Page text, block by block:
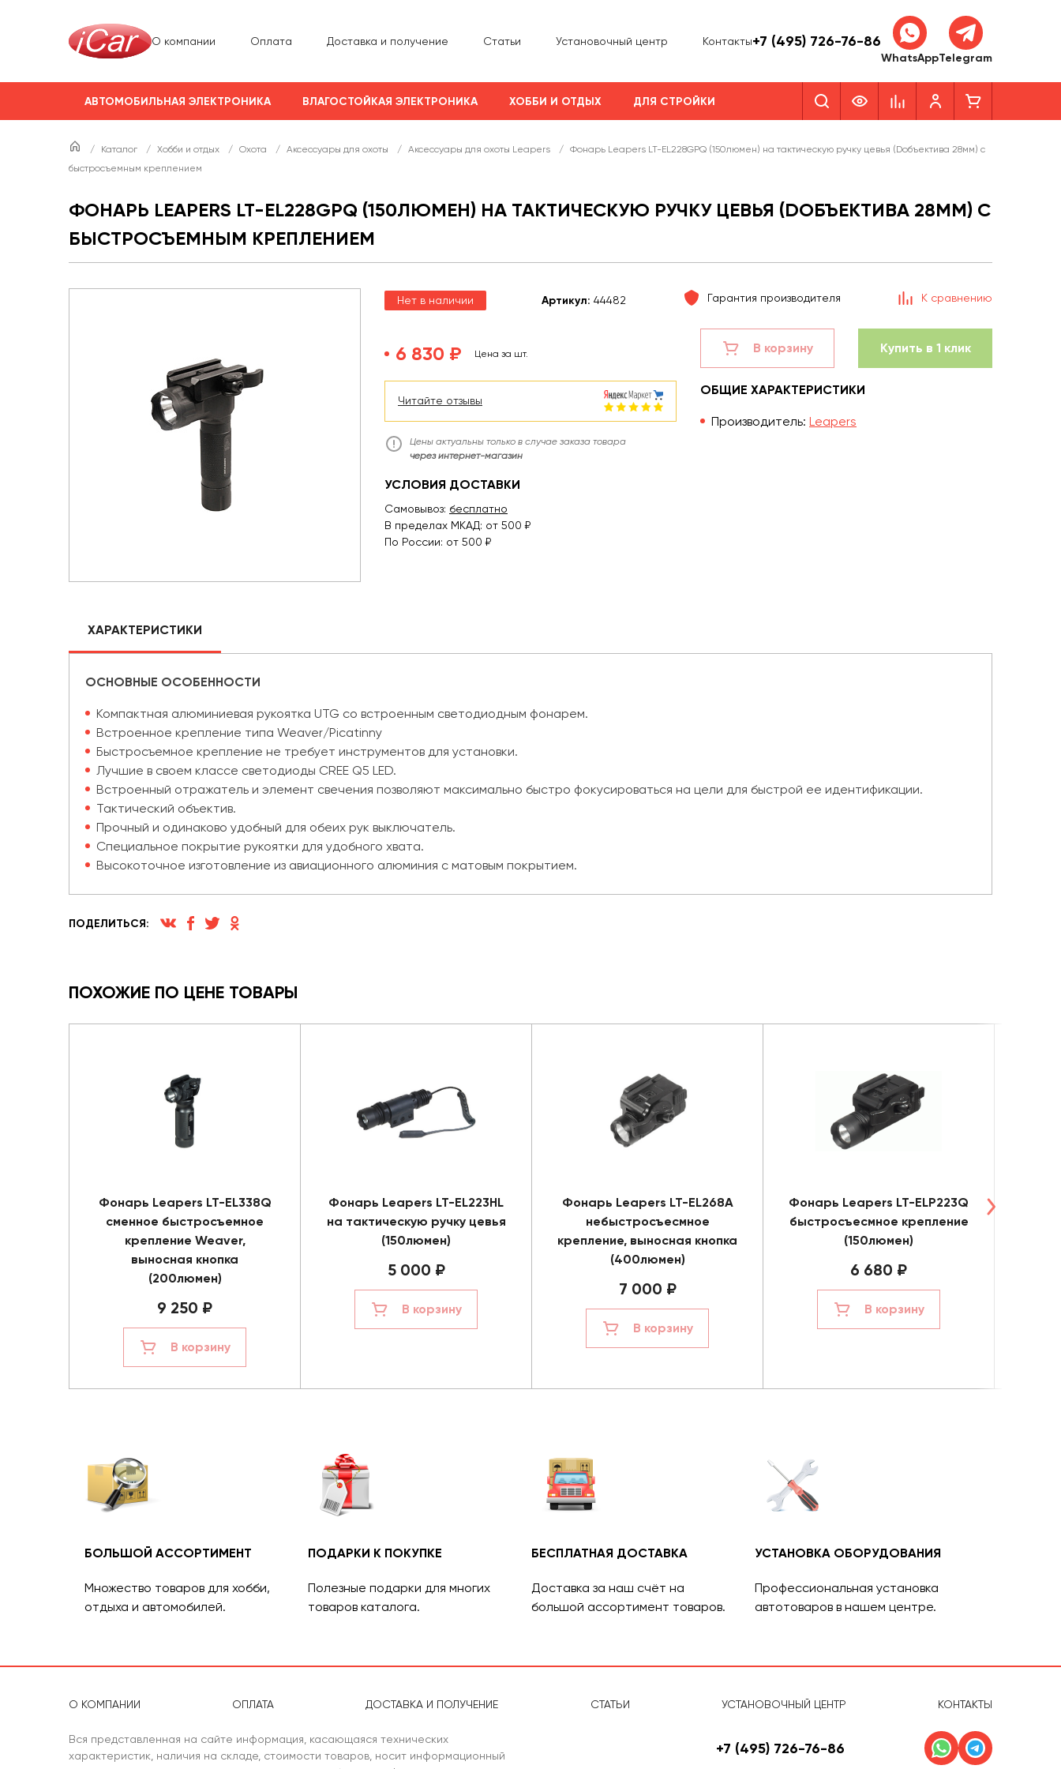
О компании Оплата Доставка и получение Статьи Установочный центр Контакты+7 (495) 726-76-86
WhatsAppTelegram
АВТОМОБИЛЬНАЯ ЭЛЕКТРОНИКА ВЛАГОСТОЙКАЯ ЭЛЕКТРОНИКА ХОББИ И ОТДЫХ ДЛЯ СТРОЙКИ
/ Каталог / Хобби и отдых / Охота / Аксессуары для охоты / Аксессуары для охоты Leapers / Фонарь Leapers LT-EL228GPQ (150люмен) на тактическую ручку цевья (Dобъектива 28мм) с
быстросъемным креплением
ФОНАРЬ LEAPERS LT-EL228GPQ (150ЛЮМЕН) НА ТАКТИЧЕСКУЮ РУЧКУ ЦЕВЬЯ (DОБЪЕКТИВА 28ММ) С
БЫСТРОСЪЕМНЫМ КРЕПЛЕНИЕМ
Нет в наличии Артикул: 44482 Гарантия производителя К сравнению
6 830 ₽ Цена за шт.
Читайте отзывы
Цены актуальны только в случае заказа товара
через интернет-магазин
УСЛОВИЯ ДОСТАВКИ
Самовывоз: бесплатно
В пределах МКАД: от 500 ₽
По России: от 500 ₽
В корзину Купить в 1 клик
ОБЩИЕ ХАРАКТЕРИСТИКИ
Производитель: Leapers
ХАРАКТЕРИСТИКИ
ОСНОВНЫЕ ОСОБЕННОСТИ
Компактная алюминиевая рукоятка UTG со встроенным светодиодным фонарем.
Встроенное крепление типа Weaver/Picatinny
Быстросъемное крепление не требует инструментов для установки.
Лучшие в своем классе светодиоды CREE Q5 LED.
Встроенный отражатель и элемент свечения позволяют максимально быстро фокусироваться на цели для быстрой ее идентификации.
Тактический объектив.
Прочный и одинаково удобный для обеих рук выключатель.
Специальное покрытие рукоятки для удобного хвата.
Высокоточное изготовление из авиационного алюминия с матовым покрытием.
ПОДЕЛИТЬСЯ:
ПОХОЖИЕ ПО ЦЕНЕ ТОВАРЫ
Фонарь Leapers LT-EL338Q
сменное быстросъемное
крепление Weaver,
выносная кнопка
(200люмен)
9 250 ₽
В корзину
Фонарь Leapers LT-EL223HL
на тактическую ручку цевья
(150люмен)
5 000 ₽
В корзину
Фонарь Leapers LT-EL268A
небыстросъесмное
крепление, выносная кнопка
(400люмен)
7 000 ₽
В корзину
Фонарь Leapers LT-ELP223Q
быстросъесмное крепление
(150люмен)
6 680 ₽
В корзину
БОЛЬШОЙ АССОРТИМЕНТ
Множество товаров для хобби,
отдыха и автомобилей.
ПОДАРКИ К ПОКУПКЕ
Полезные подарки для многих
товаров каталога.
БЕСПЛАТНАЯ ДОСТАВКА
Доставка за наш счёт на
большой ассортимент товаров.
УСТАНОВКА ОБОРУДОВАНИЯ
Профессиональная установка
автотоваров в нашем центре.
О КОМПАНИИ ОПЛАТА ДОСТАВКА И ПОЛУЧЕНИЕ СТАТЬИ УСТАНОВОЧНЫЙ ЦЕНТР КОНТАКТЫ
Вся представленная на сайте информация, касающаяся технических
характеристик, наличия на складе, стоимости товаров, носит информационный
+7 (495) 726-76-86